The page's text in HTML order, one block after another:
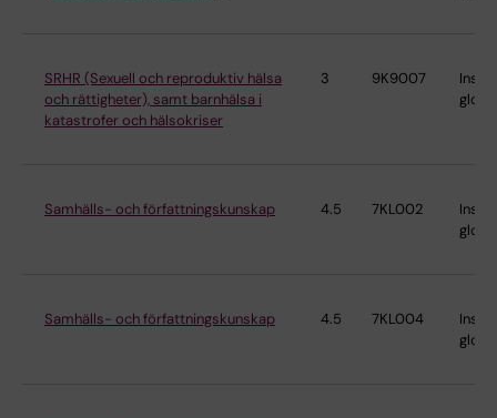
SRHR (Sexuell och reproduktiv hälsa
och rättigheter), samt barnhälsa i
katastrofer och hälsokriser
3 9K9007
Samhälls- och författningskunskap 4.5 7KL002
Samhälls- och författningskunskap 4.5 7KL004